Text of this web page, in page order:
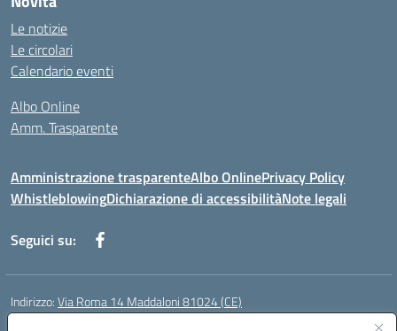
Le notizie
Le circolari
Calendario eventi
Albo Online
Amm. Trasparente
Amministrazione trasparenteAlbo OnlinePrivacy Policy
WhistleblowingDichiarazione di accessibilitàNote legali
Seguici su:
Indirizzo:Via Roma 14 Maddaloni 81024 (CE)
Centralino: